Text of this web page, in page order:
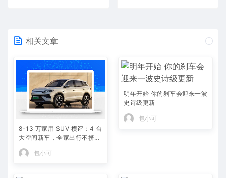
相关文章
8-13 万家用 SUV 横评：4 台
大空间新车，全家出行不挤不
憋屈
包小可
明年开始 你的刹车会迎来一波
史诗级更新
包小可